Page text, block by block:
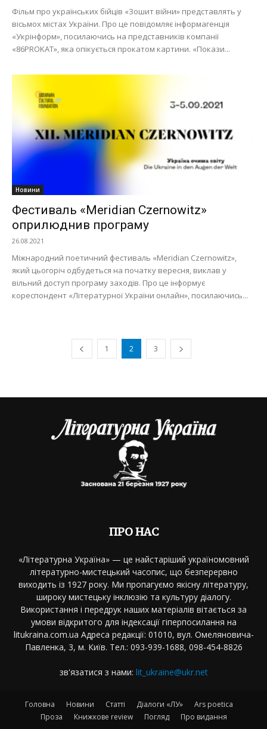
Фільм про українських бійців «Зошит війни» представлять у
вісьмох містах України. Про це повідомляє інформагенція
«Укрінформ», посилаючись на представників компанії
«86PROKAT», яка опікується прокатом картини. «Покази...
Новини
Фестиваль «Meridian Czernowitz»
оприлюднив програму
26.08.2021
Міжнародний поетичний фестиваль «Meridian Czernowitz»,
який цьогоріч одбудеться на початку вересня, виклав у
вільний доступ програму заходів. Про це інформує
кореспондент «Літературної України онлайн», посилаючись...
1 2 3
ПРО НАС
«Літературна Україна» — це найстаріший україномовний
літературно-мистецький часопис, що безперервно
виходить із 1927 року. Ми пропагуємо якісну літературу,
широку мистецьку інклюзію та культуру діалогу.
Використання і передрук наших матеріалів вітається за
умови відкритого для індексації гіперпосилання на
litukraina.com.ua Адреса редакції: 01010, вул. Омеляновича-
Павленка, 3, м. Київ. Тел.: 093-939-1688, 098-454-8826
зв'язатися з нами: lit_ukraine@ukr.net
Головна Новини Статті Діалоги «ЛУ»
Ars poetica
Проза
Книжкове review Погляд Про видання